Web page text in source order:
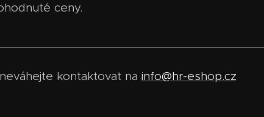
ceny.
kontaktovat na info@hr-eshop.cz